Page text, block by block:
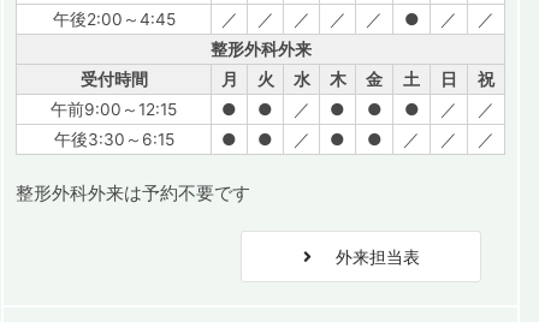
午後2:00～4:45
／ ／ ／ ／ ／ ● ／
／
整形外科外来
受付時間
月 火 水 木 金 土 日
祝
午前9:00～12:15
● ● ／ ● ● ● ／
／
午後3:30～6:15
● ● ／ ● ● ／ ／ ／
整形外科外来は予約不要です
外来担当表